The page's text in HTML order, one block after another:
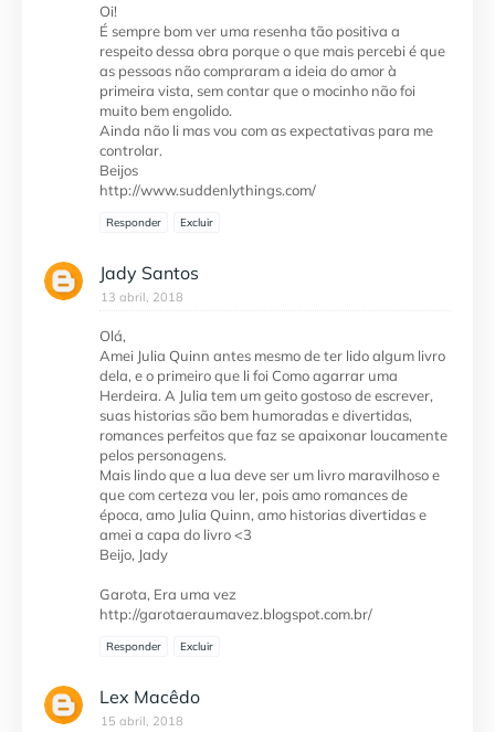
Oi!
É sempre bom ver uma resenha tão positiva a
respeito dessa obra porque o que mais percebi é que
as pessoas não compraram a ideia do amor à
primeira vista, sem contar que o mocinho não foi
muito bem engolido.
Ainda não li mas vou com as expectativas para me
controlar.
Beijos
http://www.suddenlythings.com/
Responder Excluir
Jady Santos
13 abril, 2018
Olá,
Amei Julia Quinn antes mesmo de ter lido algum livro
dela, e o primeiro que li foi Como agarrar uma
Herdeira. A Julia tem um geito gostoso de escrever,
suas historias são bem humoradas e divertidas,
romances perfeitos que faz se apaixonar loucamente
pelos personagens.
Mais lindo que a lua deve ser um livro maravilhoso e
que com certeza vou ler, pois amo romances de
época, amo Julia Quinn, amo historias divertidas e
amei a capa do livro <3
Beijo, Jady
Garota, Era uma vez
http://garotaeraumavez.blogspot.com.br/
Responder Excluir
Lex Macêdo
15 abril, 2018